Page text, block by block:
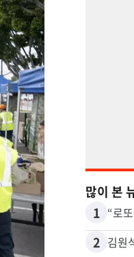
많이 본
1
2 김원